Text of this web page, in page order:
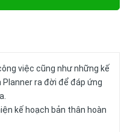
việc cũng như những kế
ra đời để đáp ứng
kế hoạch bản thân hoàn